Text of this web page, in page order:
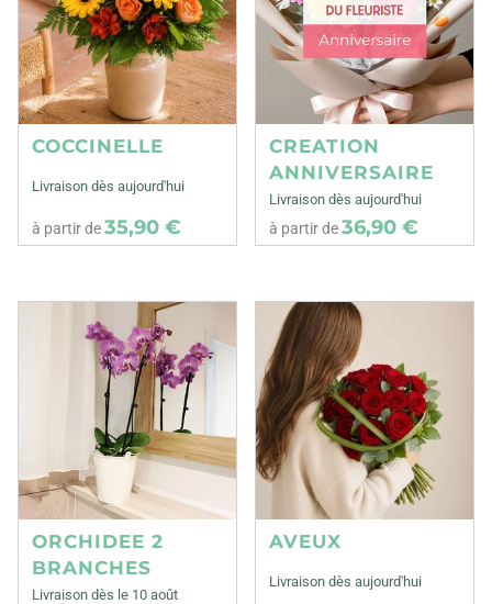
COCCINELLE
Livraison dès aujourd'hui
à partir de35,90 €
CREATION
ANNIVERSAIRE
Livraison dès aujourd'hui
à partir de36,90 €
ORCHIDEE 2
BRANCHES
Livraison dès le 10 août
AVEUX
Livraison dès aujourd'hui